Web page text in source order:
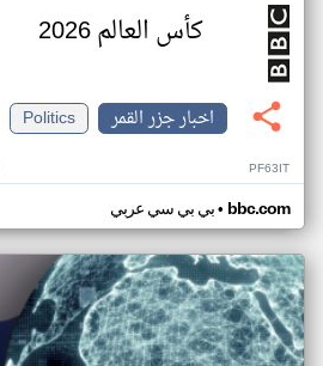
كأس العالم 2026
اخبار جزر القمر
Politics
PF63IT
بي بي سي عربي• bbc.com